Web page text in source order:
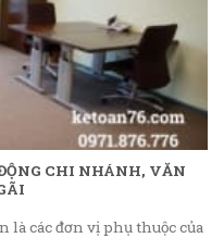
CHI NHÁNH, VĂN
các đơn vị phụ thuộc của